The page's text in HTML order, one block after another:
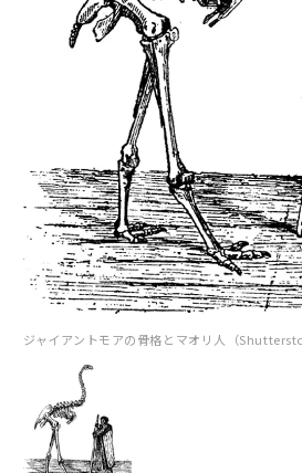
ジャイアントモアの骨格とマオリ人（